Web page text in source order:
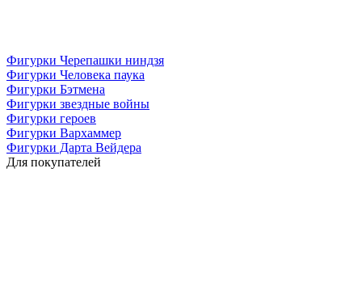
Фигурки Черепашки ниндзя
Фигурки Человека паука
Фигурки Бэтмена
Фигурки звездные войны
Фигурки героев
Фигурки Вархаммер
Фигурки Дарта Вейдера
Для покупателей